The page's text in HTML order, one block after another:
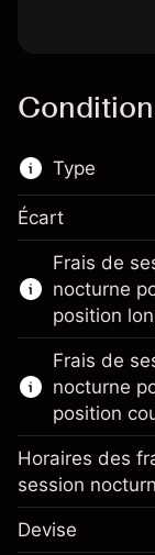
Type
Cet
le trading
En savoir
CFD
Knock-outs
Écart
Frais de
nocturne
position
Marge.
Frais de
nocturne
position
Horaires des
session
Devise